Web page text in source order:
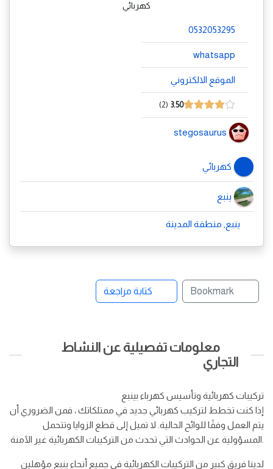
كهربائي
0532053295
whatsapp
الموقع الالكتروني
3.50
2
stegosaurus
كهربائي
ينبع
ينبع, منطقة المدينة
Bookmark كتابة مراجعة
معلومات تفصيلية عن النشاط
التجاري
تركيبات كهربائية وتأسيس كهرباء بينبع
إذا كنت تخطط لتركيب كهربائي جديد في ممتلكاتك ، فمن الضروري أن
يتم العمل وفقًا للوائح الحالية. لا تميل إلى قطع الزوايا وتتحمل
لدينا فريق كبير من التركيبات الكهربائية في جميع أنحاء ينبع مؤهلين